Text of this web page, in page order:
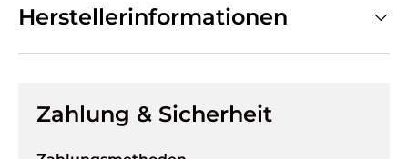
Herstellerinformationen
Zahlung & Sicherheit